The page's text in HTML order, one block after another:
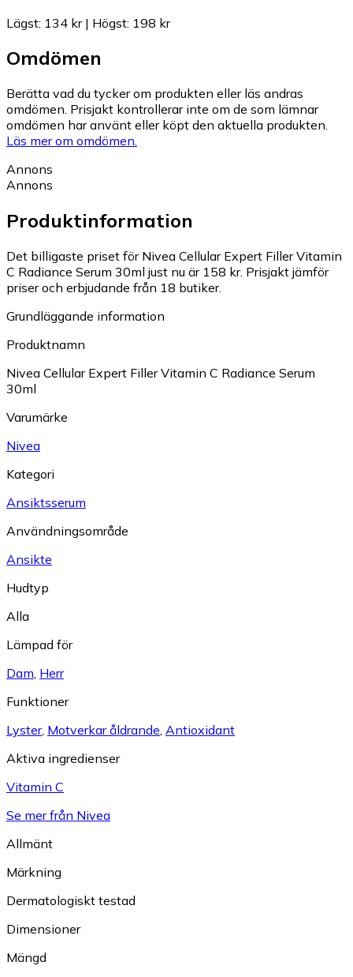
Lägst: 134 kr| Högst: 198 kr
Omdömen
Berätta vad du tycker om produkten eller läs andras
omdömen. Prisjakt kontrollerar inte om de som lämnar
omdömen har använt eller köpt den aktuella produkten.
Läs mer om omdömen.
Annons
Annons
Produktinformation
Det billigaste priset för Nivea Cellular Expert Filler Vitamin
C Radiance Serum 30ml just nu är 158 kr. Prisjakt jämför
priser och erbjudande från 18 butiker.
Grundläggande information
Produktnamn
Nivea Cellular Expert Filler Vitamin C Radiance Serum
30ml
Varumärke
Nivea
Kategori
Ansiktsserum
Användningsområde
Ansikte
Hudtyp
Alla
Lämpad för
Dam, Herr
Funktioner
Lyster, Motverkar åldrande, Antioxidant
Aktiva ingredienser
Vitamin C
Se mer från Nivea
Allmänt
Märkning
Dermatologiskt testad
Dimensioner
Mängd